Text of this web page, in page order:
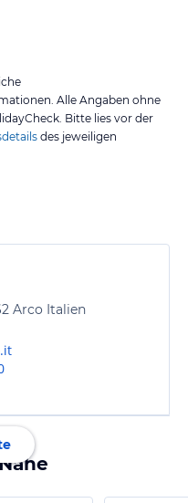
Alle Angaben ohne
Bitte lies vor der
des jeweiligen
Arco Italien